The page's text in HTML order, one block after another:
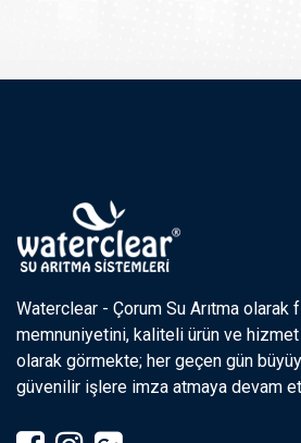
Waterclear - Çorum Su Arıtma olarak
memnuniyetini, kaliteli ürün ve hizmet
olarak görmekte; her geçen gün
güvenilir işlere imza atmaya devam